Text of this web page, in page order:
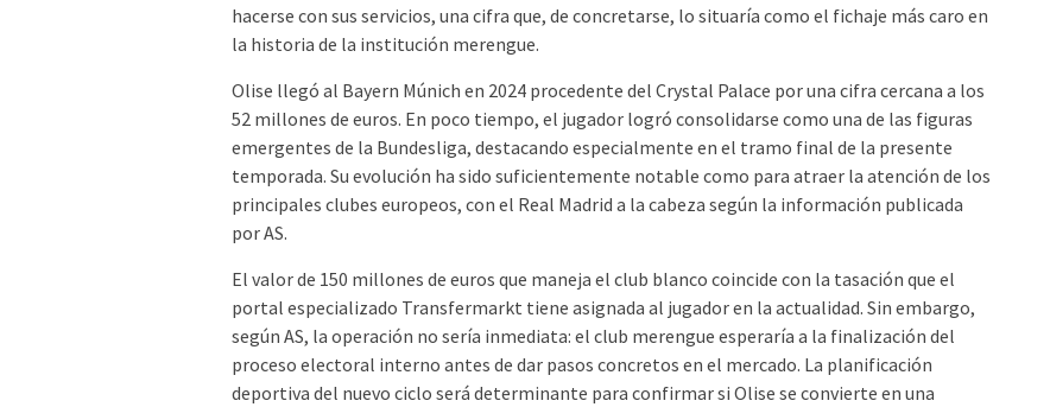
hacerse con sus servicios, una cifra que, de concretarse, lo situaría como el fichaje más caro en
la historia de la institución merengue.
Olise llegó al Bayern Múnich en 2024 procedente del Crystal Palace por una cifra cercana a los
52 millones de euros. En poco tiempo, el jugador logró consolidarse como una de las figuras
emergentes de la Bundesliga, destacando especialmente en el tramo final de la presente
temporada. Su evolución ha sido suficientemente notable como para atraer la atención de los
principales clubes europeos, con el Real Madrid a la cabeza según la información publicada
por AS.
El valor de 150 millones de euros que maneja el club blanco coincide con la tasación que el
portal especializado Transfermarkt tiene asignada al jugador en la actualidad. Sin embargo,
según AS, la operación no sería inmediata: el club merengue esperaría a la finalización del
proceso electoral interno antes de dar pasos concretos en el mercado. La planificación
deportiva del nuevo ciclo será determinante para confirmar si Olise se convierte en una